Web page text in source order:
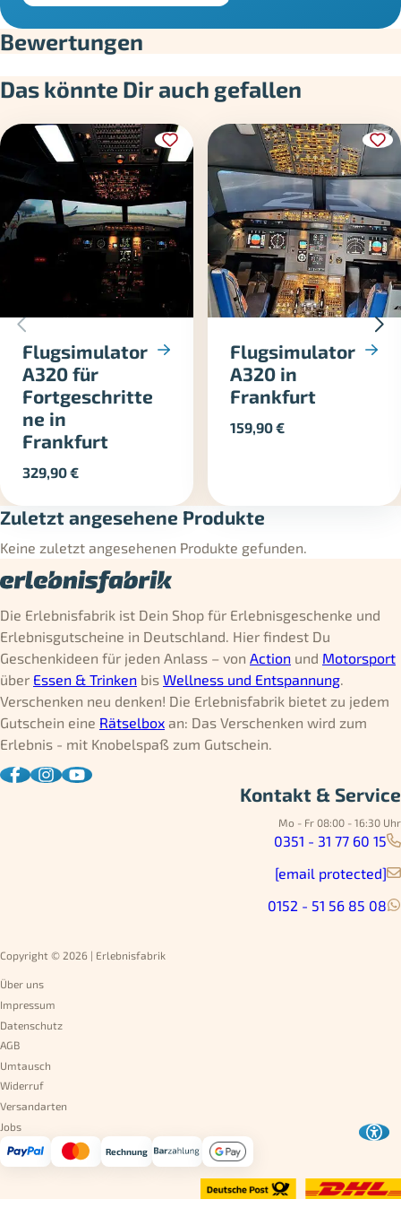
Bewertungen
Das könnte Dir auch gefallen
Flugsimulator
A320 für
Fortgeschritte
ne in
Frankfurt
329,90€
Flugsimulator
A320 in
Frankfurt
159,90€
Zuletzt angesehene Produkte
Keine zuletzt angesehenen Produkte gefunden.
Die Erlebnisfabrik ist Dein Shop für Erlebnisgeschenke und
Erlebnisgutscheine in Deutschland. Hier findest Du
Geschenkideen für jeden Anlass – von Action und Motorsport
über Essen & Trinken bis Wellness und Entspannung.
Verschenken neu denken! Die Erlebnisfabrik bietet zu jedem
Gutschein eine Rätselbox an: Das Verschenken wird zum
Erlebnis - mit Knobelspaß zum Gutschein.
Kontakt & Service
Mo - Fr 08:00 - 16:30 Uhr
0351 - 31 77 60 15
[email protected]
0152 - 51 56 85 08
Copyright © 2026 | Erlebnisfabrik
Über uns
Impressum
Datenschutz
AGB
Umtausch
Widerruf
Versandarten
Jobs
Rechnung